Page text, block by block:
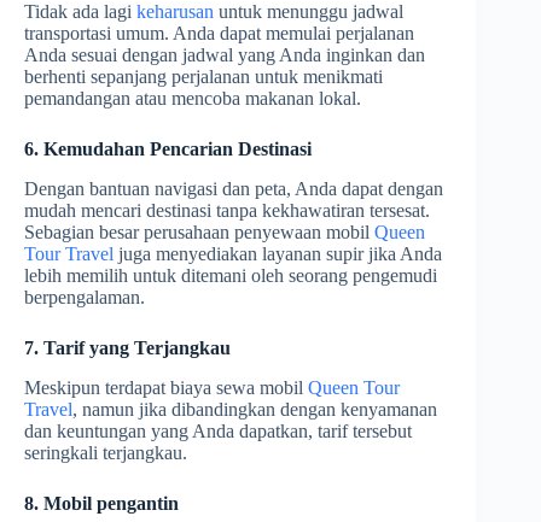
Tidak ada lagi keharusan untuk menunggu jadwal
transportasi umum. Anda dapat memulai perjalanan
Anda sesuai dengan jadwal yang Anda inginkan dan
berhenti sepanjang perjalanan untuk menikmati
pemandangan atau mencoba makanan lokal.
6. Kemudahan Pencarian Destinasi
Dengan bantuan navigasi dan peta, Anda dapat dengan
mudah mencari destinasi tanpa kekhawatiran tersesat.
Sebagian besar perusahaan penyewaan mobil Queen
Tour Travel juga menyediakan layanan supir jika Anda
lebih memilih untuk ditemani oleh seorang pengemudi
berpengalaman.
7. Tarif yang Terjangkau
Meskipun terdapat biaya sewa mobil Queen Tour
Travel, namun jika dibandingkan dengan kenyamanan
dan keuntungan yang Anda dapatkan, tarif tersebut
seringkali terjangkau.
8. Mobil pengantin